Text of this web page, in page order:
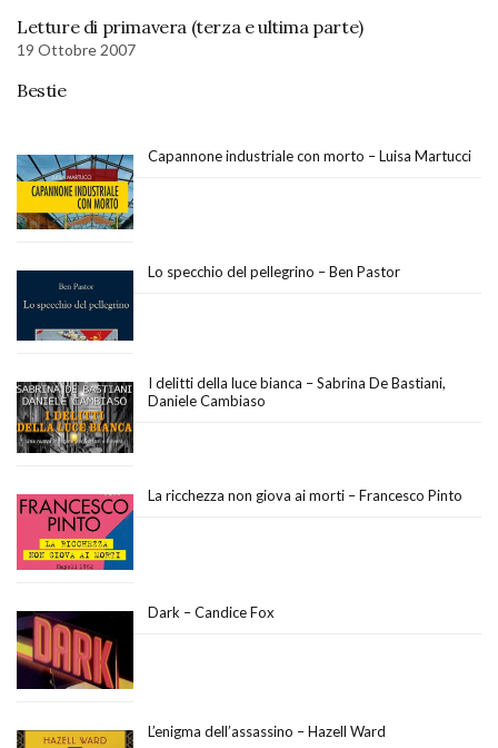
Letture di primavera (terza e ultima parte)
19 Ottobre 2007
Bestie
Capannone industriale con morto – Luisa Martucci
Lo specchio del pellegrino – Ben Pastor
I delitti della luce bianca – Sabrina De Bastiani,
Daniele Cambiaso
La ricchezza non giova ai morti – Francesco Pinto
Dark – Candice Fox
L’enigma dell’assassino – Hazell Ward